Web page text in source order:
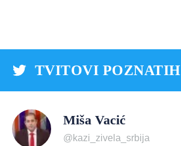
TVITOVI POZNATIH
Miša Vacić
@kazi_zivela_srbija